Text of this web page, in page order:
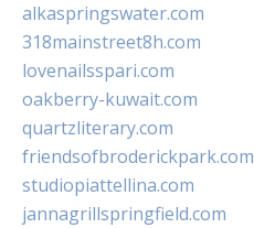
alkaspringswater.com
318mainstreet8h.com
lovenailsspari.com
oakberry-kuwait.com
quartzliterary.com
friendsofbroderickpark.com
studiopiattellina.com
jannagrillspringfield.com